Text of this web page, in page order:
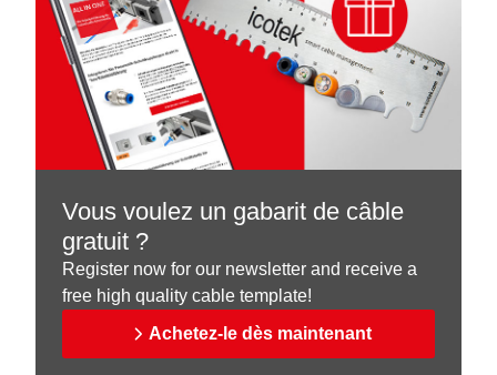
Vous voulez un gabarit de câble
gratuit ?
Register now for our newsletter and receive a
free high quality cable template!
Achetez-le dès maintenant